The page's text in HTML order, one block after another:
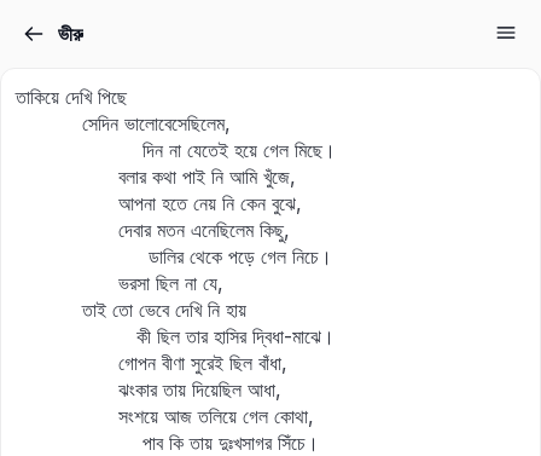
ভীরু
তাকিয়ে দেখি পিছে
সেদিন ভালোবেসেছিলেম,
দিন না যেতেই হয়ে গেল মিছে।
বলার কথা পাই নি আমি খুঁজে,
আপনা হতে নেয় নি কেন বুঝে,
দেবার মতন এনেছিলেম কিছু,
ডালির থেকে পড়ে গেল নিচে।
ভরসা ছিল না যে,
তাই তো ভেবে দেখি নি হায়
কী ছিল তার হাসির দ্বিধা-মাঝে।
গোপন বীণা সুরেই ছিল বাঁধা,
ঝংকার তায় দিয়েছিল আধা,
সংশয়ে আজ তলিয়ে গেল কোথা,
পাব কি তায় দুঃখসাগর সিঁচে।
Don’t have an account?
Remember me Lost your password?